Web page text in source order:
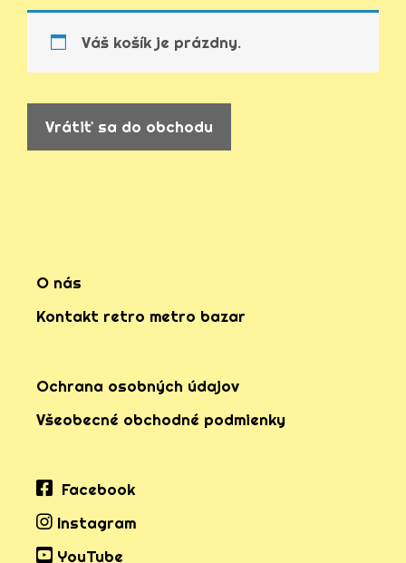
Váš košík je prázdny.
Vrátiť sa do obchodu
O nás
Kontakt retro metro bazar
Ochrana osobných údajov
Všeobecné obchodné podmienky
Facebook
Instagram
YouTube